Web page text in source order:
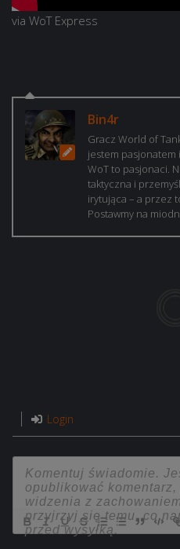
via WoT Express
Bin4r
Gracz World of
jestem pasjonatem
WoT to pasjonaci.
taktyczna i
irytująca – a przez
Postawmy na
Login